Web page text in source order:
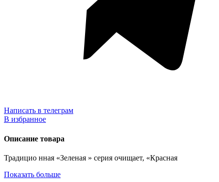
Написать в телеграм
В избранное
Описание товара
Традицио нная «Зеленая » серия очищает, «Красная
Показать больше